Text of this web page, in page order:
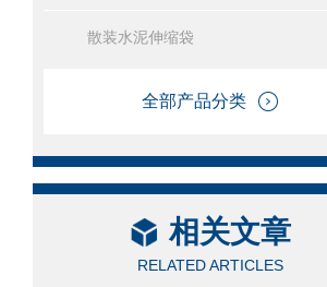
散装水泥伸缩袋
全部产品分类
相关文章
RELATED ARTICLES